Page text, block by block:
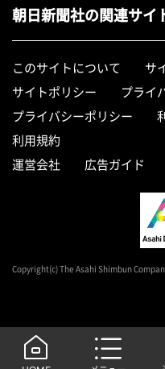
朝日新聞社の関連サイ
このサイトについて
サ
サイトポリシー
プライ
プライバシーポリシー
利用規約
運営会社
広告ガイド
Copyright(c) The Asahi Shimbun